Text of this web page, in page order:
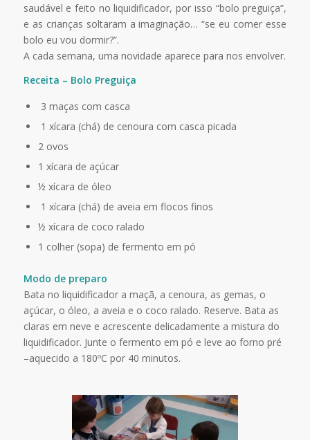
saudável e feito no liquidificador, por isso “bolo preguiça”,
e as crianças soltaram a imaginação… “se eu comer esse
bolo eu vou dormir?”.
A cada semana, uma novidade aparece para nos envolver.
Receita – Bolo Preguiça
3 maças com casca
1 xícara (chá) de cenoura com casca picada
2 ovos
1 xícara de açúcar
½ xícara de óleo
1 xícara (chá) de aveia em flocos finos
½ xícara de coco ralado
1 colher (sopa) de fermento em pó
Modo de preparo
Bata no liquidificador a maçã, a cenoura, as gemas, o
açúcar, o óleo, a aveia e o coco ralado. Reserve. Bata as
claras em neve e acrescente delicadamente a mistura do
liquidificador. Junte o fermento em pó e leve ao forno pré
–aquecido a 180ºC por 40 minutos.